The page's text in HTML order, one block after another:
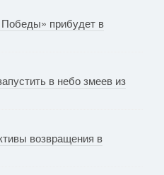
прибудет в
в небо змеев из
возвращения в